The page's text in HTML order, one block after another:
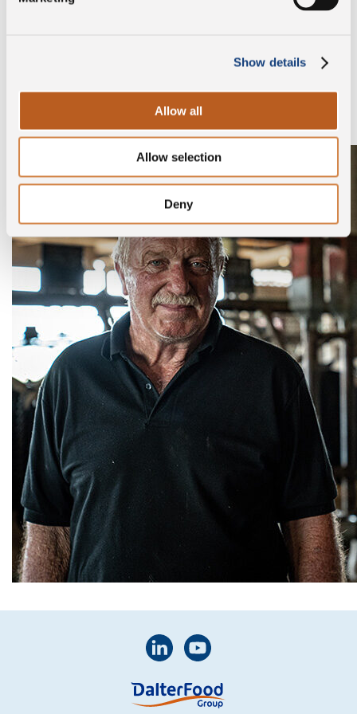
Show details
Allow all
Allow selection
Deny
allevatori.